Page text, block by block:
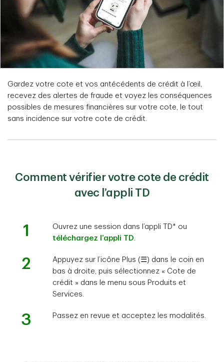
Gardez votre cote et vos antécédents de crédit à l’œil,
recevez des alertes de fraude et voyez les conséquences
possibles de mesures financières sur votre cote, le tout
sans incidence sur votre cote de crédit.
Comment vérifier votre cote de crédit
avec l’appli TD
1
Ouvrez une session dans l’appli TD* ou
téléchargez l’appli TD.
2
Appuyez sur l’icône Plus (☰) dans le coin en
bas à droite, puis sélectionnez « Cote de
crédit » dans le menu sous Produits et
Services.
3 Passez en revue et acceptez les modalités.